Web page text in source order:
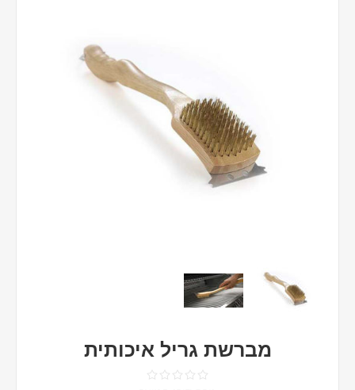
מברשת גריל איכותית